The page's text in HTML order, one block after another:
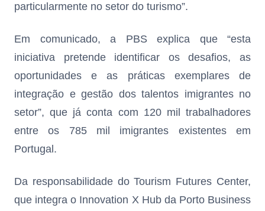
particularmente no setor do turismo”.
Em comunicado, a PBS explica que “esta
iniciativa pretende identificar os desafios, as
oportunidades e as práticas exemplares de
integração e gestão dos talentos imigrantes no
setor”, que já conta com 120 mil trabalhadores
entre os 785 mil imigrantes existentes em
Portugal.
Da responsabilidade do Tourism Futures Center,
que integra o Innovation X Hub da Porto Business